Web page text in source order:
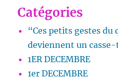
Catégories
“Ces petits gestes du
deviennent un
1ER DECEMBRE
1er DECEMBRE